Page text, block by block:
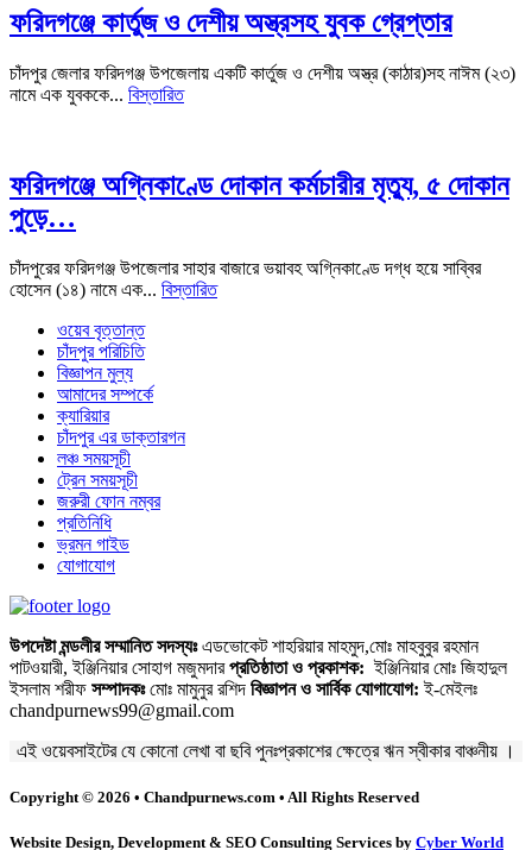
ফরিদগঞ্জে কার্তুজ ও দেশীয় অস্ত্রসহ যুবক গ্রেপ্তার
চাঁদপুর জেলার ফরিদগঞ্জ উপজেলায় একটি কার্তুজ ও দেশীয় অস্ত্র (কাঠার)সহ নাঈম (২৩)
নামে এক যুবককে... বিস্তারিত
ফরিদগঞ্জে অগ্নিকাণ্ডে দোকান কর্মচারীর মৃত্যু, ৫ দোকান
পুড়ে…
চাঁদপুরের ফরিদগঞ্জ উপজেলার সাহার বাজারে ভয়াবহ অগ্নিকাণ্ডে দগ্ধ হয়ে সাব্বির
হোসেন (১৪) নামে এক... বিস্তারিত
ওয়েব বৃত্তান্ত
চাঁদপুর পরিচিতি
বিজ্ঞাপন মুল্য
আমাদের সম্পর্কে
ক্যারিয়ার
চাঁদপুর এর ডাক্তারগন
লঞ্চ সময়সূচী
ট্রেন সময়সূচী
জরুরী ফোন নম্বর
প্রতিনিধি
ভ্রমন গাইড
যোগাযোগ
উপদেষ্টা মন্ডলীর সম্মানিত সদস্যঃএডভোকেট শাহরিয়ার মাহমুদ,মোঃ মাহবুবুর রহমান
পাটওয়ারী, ইঞ্জিনিয়ার সোহাগ মজুমদারপ্রতিষ্ঠাতা ও প্রকাশক: ইঞ্জিনিয়ার মোঃ জিহাদুল
ইসলাম শরীফ সম্পাদকঃমোঃ মামুনুর রশিদ বিজ্ঞাপন ও সার্বিক যোগাযোগ: ই-মেইলঃ
chandpurnews99@gmail.com
এই ওয়েবসাইটের যে কোনো লেখা বা ছবি পুনঃপ্রকাশের ক্ষেত্রে ঋন স্বীকার বাঞ্চনীয় ।
Copyright © 2026 • Chandpurnews.com • All Rights Reserved
Website Design, Development & SEO Consulting Services by Cyber World